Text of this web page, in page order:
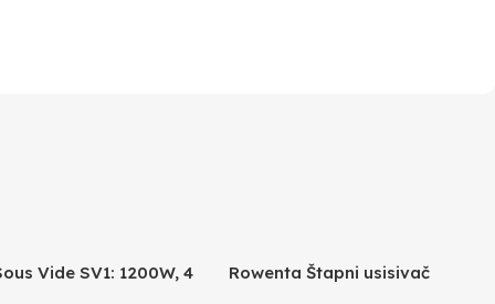
Vide SV1: 1200W, 4
Rowenta Štapni usisivač